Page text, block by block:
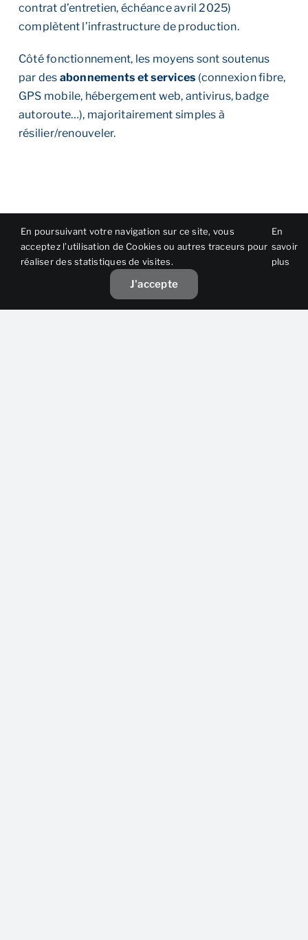
contrat d’entretien, échéance avril 2025)
complètent l’infrastructure de production.
Côté fonctionnement, les moyens sont soutenus
par des abonnements et services (connexion fibre,
GPS mobile, hébergement web, antivirus, badge
autoroute…), majoritairement simples à
résilier/renouveler.
Points forts
Positionnement qualité /
compétence reconnue (partie haute
En poursuivant votre navigation sur ce site, vous
acceptez l’utilisation de Cookies ou autres traceurs pour
réaliser des statistiques de visites.
En
savoir
plus
J'accepte